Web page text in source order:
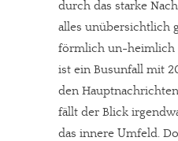
durch das starke
alles unübersichtlich
förmlich un-heimlich
ist ein Busunfall mit
den
fällt der Blick
das innere Umfeld.